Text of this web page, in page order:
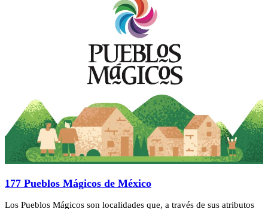
177 Pueblos Mágicos de México
Los Pueblos Mágicos son localidades que, a través de sus atributos